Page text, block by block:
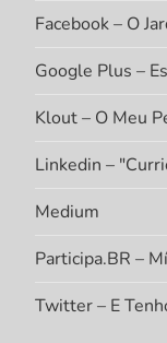
Facebook – O
Google Plus –
Klout – O Meu
Linkedin –
Medium
Participa.BR –
Twitter – E